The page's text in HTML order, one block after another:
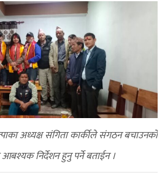
अध्यक्ष संगिता कार्कीले संगठन बचाउनकाे
आबश्यक निर्देशन हुनु पर्ने बताईन ।